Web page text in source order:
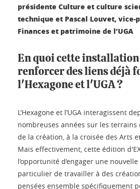
présidente Culture et culture
technique et Pascal Louvet, vice-
Finances et patrimoine de l’UGA
En quoi cette
renforcer des liens déjà
l'Hexagone et l'UGA ?
L’Hexagone et l’UGA interagissent
nombreuses années sur les terrains
de la création, à la croisée des Arts
Mais effectivement, cette édition
l’opportunité d’engager une
particulier de travailler à des
pensées ensemble spécifiquement